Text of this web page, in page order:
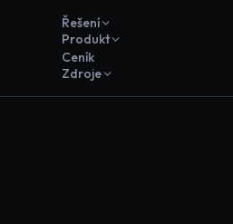
Řešení
Produkt
Ceník
Zdroje